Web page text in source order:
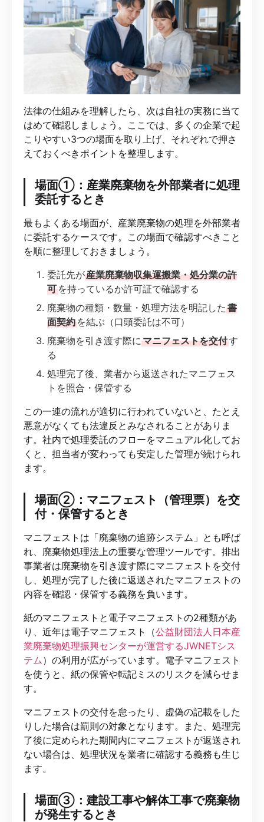
法律の仕組みを理解したら、次は自社の実務に当て
はめて確認しましょう。ここでは、多くの企業で起
こりやすい3つの場面を取り上げ、それぞれで押さ
えておくべきポイントを整理します。
場面①：産業廃棄物を外部業者に処理
委託するとき
最もよくある場面が、産業廃棄物の処理を外部業者
に委託するケースです。この場面で確認すべきこと
を順に整理しておきましょう。
委託先が産業廃棄物収集運搬業・処分業の許
可 を持っているか許可証で確認する
廃棄物の種類・数量・処理方法を明記した 書
面契約 を結ぶ（口頭委託は不可）
廃棄物を引き渡す際にマニフェストを交付す
る
処理完了後、業者から返送されたマニフェス
トを照合・保管する
この一連の流れが適切に行われていないと、たとえ
悪意がなくても法違反とみなされることがありま
す。社内で処理委託のフローをマニュアル化してお
くと、担当者が変わっても安定した管理が続けられ
ます。
場面②：マニフェスト（管理票）を交
付・保管するとき
マニフェストは「廃棄物の追跡システム」とも呼ば
れ、廃棄物処理法上の重要な管理ツールです。排出
事業者は廃棄物を引き渡す際にマニフェストを交付
し、処理が完了した後に返送されたマニフェストの
内容を確認・保管する義務を負います。
紙のマニフェストと電子マニフェストの2種類があ
り、近年は電子マニフェスト（公益財団法人日本産
業廃棄物処理振興センターが運営するJWNETシス
テム）の利用が広がっています。電子マニフェスト
を使うと、紙の保管や転記ミスのリスクを減らせま
す。
マニフェストの交付を怠ったり、虚偽の記載をした
りした場合は罰則の対象となります。また、処理完
了後に定められた期間内にマニフェストが返送され
ない場合は、処理状況を業者に確認する義務も生じ
ます。
場面③：建設工事や解体工事で廃棄物
が発生するとき